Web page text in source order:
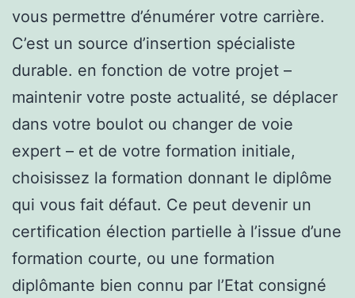
vous permettre d’énumérer votre carrière.
C’est un source d’insertion spécialiste
durable. en fonction de votre projet –
maintenir votre poste actualité, se déplacer
dans votre boulot ou changer de voie
expert – et de votre formation initiale,
choisissez la formation donnant le diplôme
qui vous fait défaut. Ce peut devenir un
certification élection partielle à l’issue d’une
formation courte, ou une formation
diplômante bien connu par l’Etat consigné